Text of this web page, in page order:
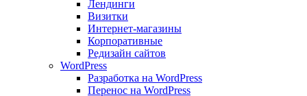
Лендинги
Визитки
Интернет-магазины
Корпоративные
Редизайн сайтов
WordPress
Разработка на WordPress
Перенос на WordPress